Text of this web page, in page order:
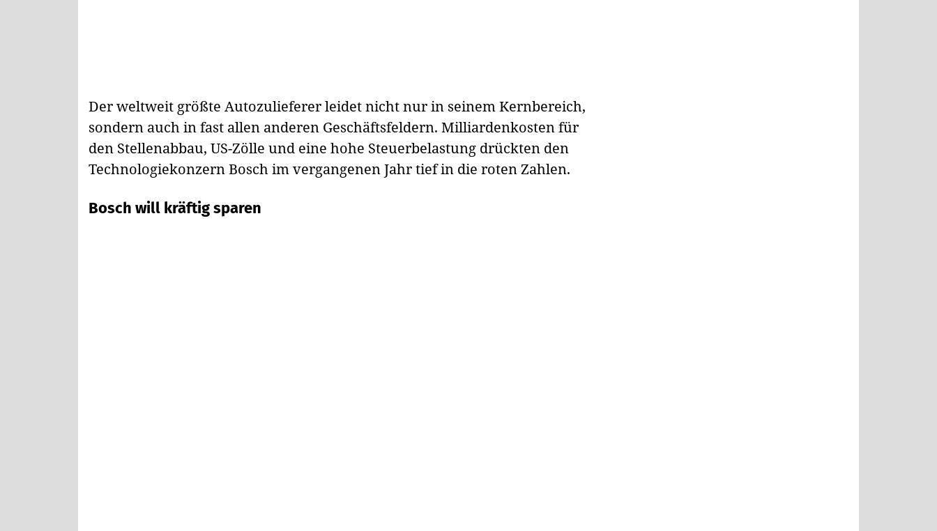
Der weltweit größte Autozulieferer leidet nicht nur in seinem Kernbereich,
sondern auch in fast allen anderen Geschäftsfeldern. Milliardenkosten für
den Stellenabbau, US-Zölle und eine hohe Steuerbelastung drückten den
Technologiekonzern Bosch im vergangenen Jahr tief in die roten Zahlen.
Bosch will kräftig sparen